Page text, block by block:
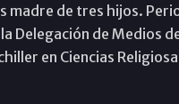
madre de tres hijos.
Delegación de Medios
en Ciencias